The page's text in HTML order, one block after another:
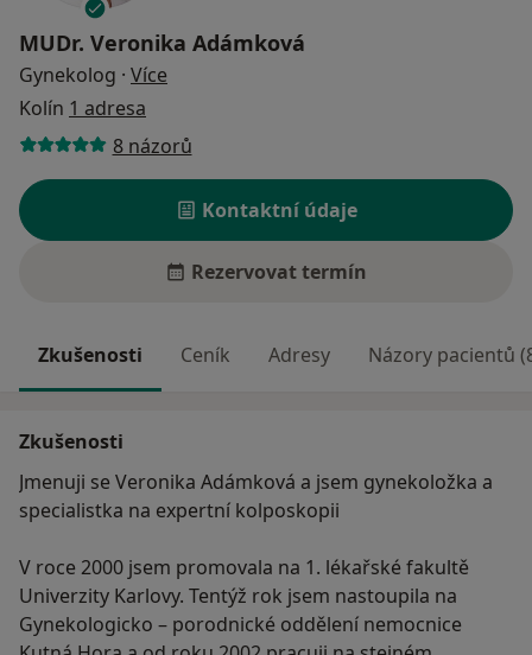
MUDr. Veronika Adámková
Gynekolog · Více
Kolín 1 adresa
8 názorů
Kontaktní údaje
Rezervovat termín
Zkušenosti Ceník Adresy Názory pacientů
Zkušenosti
Jmenuji se Veronika Adámková a jsem gynekoložka a
specialistka na expertní kolposkopii
V roce 2000 jsem promovala na 1. lékařské fakultě
Univerzity Karlovy. Tentýž rok jsem nastoupila na
Gynekologicko – porodnické oddělení nemocnice